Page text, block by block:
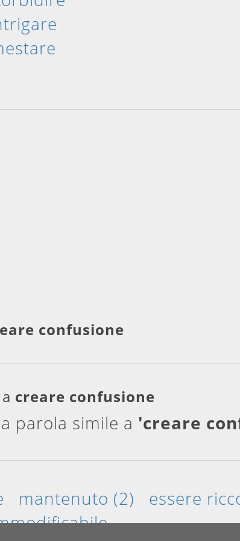
confusione
creare confusione
parola simile a 'creare
mantenuto (2) essere